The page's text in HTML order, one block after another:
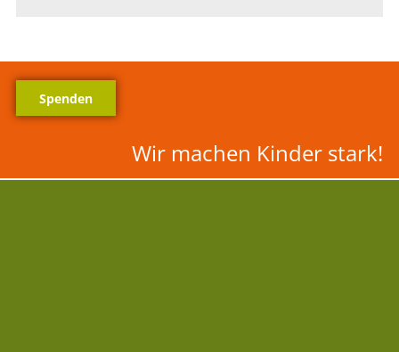
Spenden
Wir machen Kinder stark!